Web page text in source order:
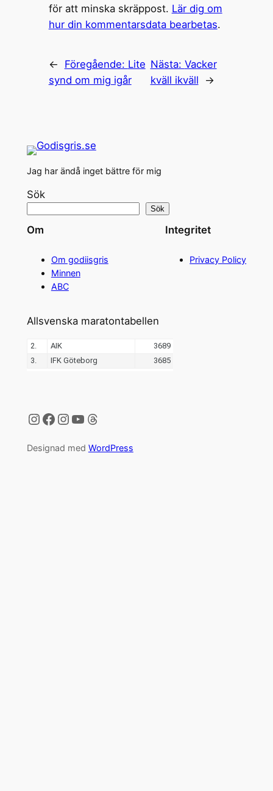
för att minska skräppost. Lär dig om
hur din kommentarsdata bearbetas.
← Föregående: Lite
synd om mig igår
Nästa: Vacker
kväll ikväll
→
Jag har ändå inget bättre för mig
Sök
Sök
Om
Om godiisgris
Minnen
ABC
Integritet
Privacy Policy
Allsvenska maratontabellen
Instagram
Facebook
Instagram
YouTube
Threads
Designad med WordPress